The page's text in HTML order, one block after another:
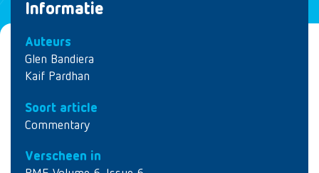
Informatie
Auteurs
Glen Bandiera
Kaif Pardhan
Soort article
Commentary
Verscheen in